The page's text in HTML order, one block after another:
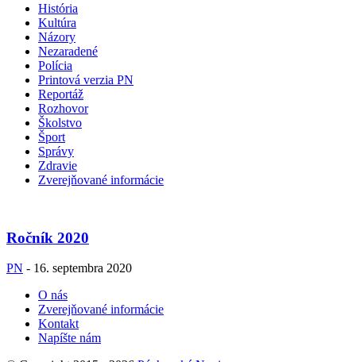
História
Kultúra
Názory
Nezaradené
Polícia
Printová verzia PN
Reportáž
Rozhovor
Školstvo
Šport
Správy
Zdravie
Zverejňované informácie
Ročník 2020
PN - 16. septembra 2020
O nás
Zverejňované informácie
Kontakt
Napíšte nám